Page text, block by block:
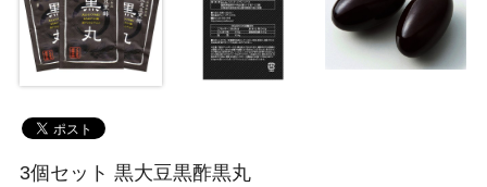
3個セット 黒大豆黒酢黒丸